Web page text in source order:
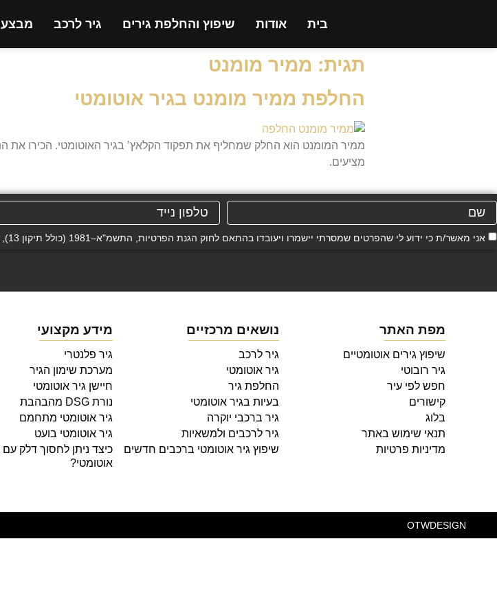
בית אודות שיפוץ והחלפת גירים גיר לרכב
תגית: ממיר מומנט
החלפת ממיר מומנט בגיר אוטומטי
ממיר המומנט הוא החלק שמחליף את תפקוד הקלאץ’ בגיר האוטומטי. הכירו את
מציעים.
אני מאשר/ת כי ידוע לי שהפרטים שמסרתי יישמרו ויעובדו בהתאם לחוק הגנת הפרטיות, התשמ"א–1981 (כולל תיקון 13), ובהתאם ל
מפת האתר
שיפוץ גירים אוטומטיים
גיר רובוטי
חפש לפי עיר
קישורים
בלוג
תנאי שימוש באתר
מדיניות פרטיות
נושאים מרכזיים
גיר לרכב
גיר אוטומטי
החלפת גיר
בעיות בגיר אוטומטי
גיר ברכבי יוקרה
גיר לרכבים ולמשאיות
שיפוץ גיר אוטומטי ברכבים חדשים
מידע מקצועי
גיר פלנטרי
מערכת שימון הגיר
חיישן גיר אוטומטי
נורת DSG מהבהבת
גיר אוטומטי מתחמם
גיר אוטומטי בועט
כיצד ניתן לחסוך דלק עם
אוטומטי?
OTWDESIGN